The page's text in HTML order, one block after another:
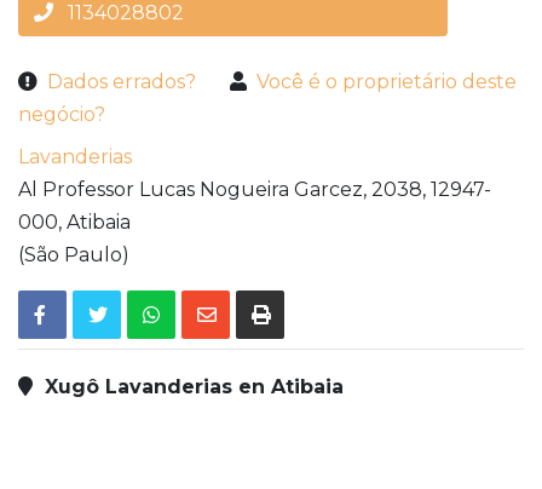
1134028802
Dados errados?
Você é o proprietário deste
negócio?
Lavanderias
Al Professor Lucas Nogueira Garcez, 2038, 12947-
000, Atibaia
(São Paulo)
Xugô Lavanderias en Atibaia